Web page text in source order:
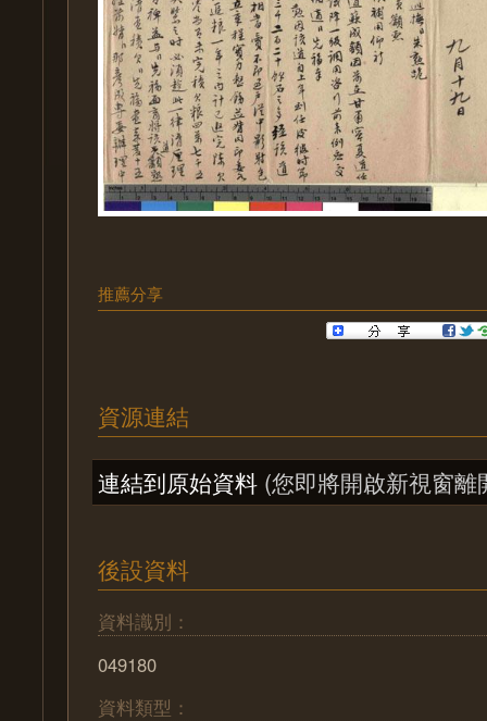
推薦分享
資源連結
連結到原始資料 (您即將開啟新視窗離
後設資料
資料識別：
049180
資料類型：